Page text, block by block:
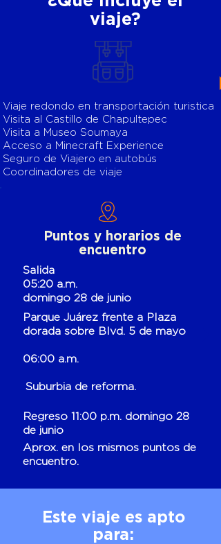
viaje?
Viaje redondo en transportación turistica
Visita al Castillo de Chapultepec
Visita a Museo Soumaya
Acceso a Minecraft Experience
Seguro de Viajero en autobús
Coordinadores de viaje
Puntos y horarios de
encuentro
Salida
05:20 a.m.
domingo 28 de junio
Parque Juárez frente a Plaza
dorada sobre Blvd. 5 de mayo
06:00 a.m.
Suburbia de reforma.
Regreso 11:00 p.m. domingo 28
de junio
Aprox. en los mismos puntos de
encuentro.
Este viaje es apto
para: